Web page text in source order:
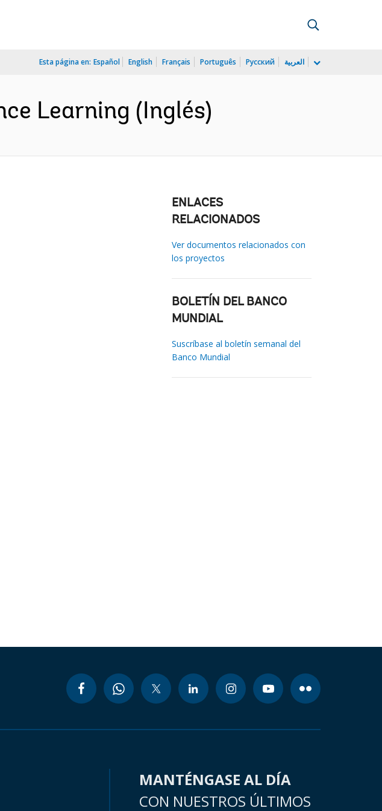
Esta página en: Español English Français Português Русский العربية
Learning (Inglés)
ENLACES
RELACIONADOS
Ver documentos relacionados con
los proyectos
BOLETÍN DEL BANCO
MUNDIAL
Suscríbase al boletín semanal del
Banco Mundial
MANTÉNGASE AL DÍA
CON NUESTROS ÚLTIMOS